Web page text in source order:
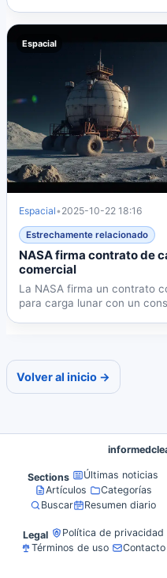
Espacial
Espacial• 2025-10-22 18:16
Estrechamente relacionado
NASA firma contrato de
comercial
La NASA firma un contrato
para carga lunar con un
Volver al inicio →
Sections
Últimas noticias
Artículos
Categorías
Buscar
Resumen diario
Legal
Política de privacidad
Términos de uso
Contacto